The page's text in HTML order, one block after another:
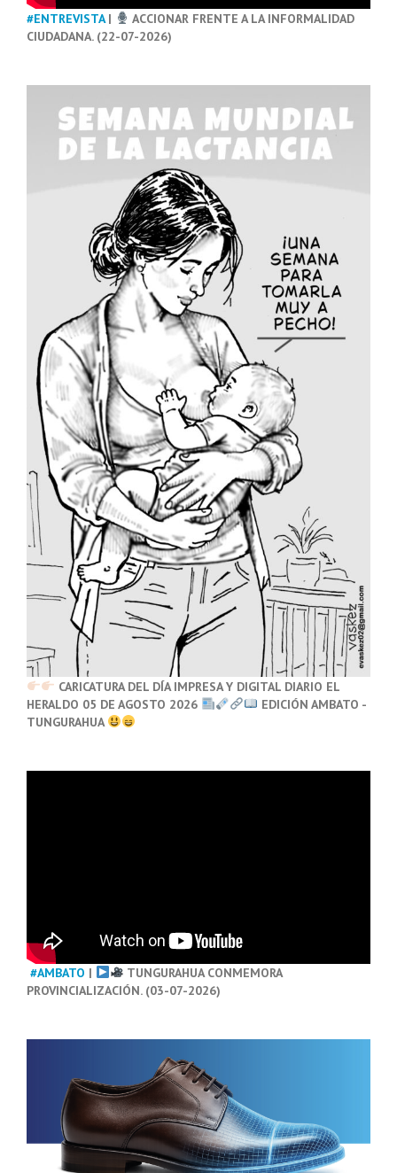
#ENTREVISTA|
ACCIONAR FRENTE A LA INFORMALIDAD
CIUDADANA. (22-07-2026)
CARICATURA DEL DÍA IMPRESA Y DIGITAL DIARIO EL
HERALDO 05 DE AGOSTO 2026
EDICIÓN AMBATO -
TUNGURAHUA
#AMBATO |
TUNGURAHUA CONMEMORA
PROVINCIALIZACIÓN. (03-07-2026)